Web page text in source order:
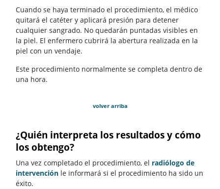
Cuando se haya terminado el procedimiento, el médico
quitará el catéter y aplicará presión para detener
cualquier sangrado. No quedarán puntadas visibles en
la piel. El enfermero cubrirá la abertura realizada en la
piel con un vendaje.
Este procedimiento normalmente se completa dentro de
una hora.
volver arriba
¿Quién interpreta los resultados y cómo
los obtengo?
Una vez completado el procedimiento, el radiólogo de
intervención le informará si el procedimiento ha sido un
éxito.